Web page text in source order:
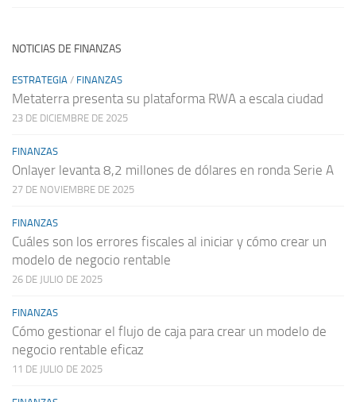
NOTICIAS DE FINANZAS
ESTRATEGIA / FINANZAS
Metaterra presenta su plataforma RWA a escala ciudad
23 DE DICIEMBRE DE 2025
FINANZAS
Onlayer levanta 8,2 millones de dólares en ronda Serie A
27 DE NOVIEMBRE DE 2025
FINANZAS
Cuáles son los errores fiscales al iniciar y cómo crear un
modelo de negocio rentable
26 DE JULIO DE 2025
FINANZAS
Cómo gestionar el flujo de caja para crear un modelo de
negocio rentable eficaz
11 DE JULIO DE 2025